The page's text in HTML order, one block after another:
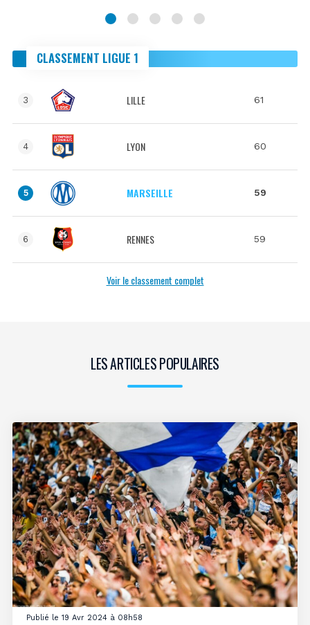
CLASSEMENT LIGUE 1
3 LILLE 61
4 LYON 60
5 MARSEILLE 59
6 RENNES 59
Voir le classement complet
LES ARTICLES POPULAIRES
Publié le 19 Avr 2024 à 08h58